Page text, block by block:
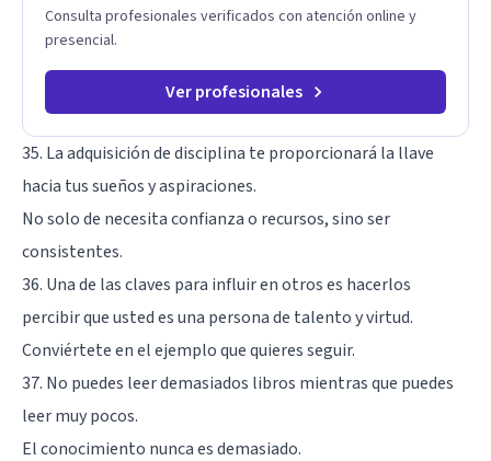
Consulta profesionales verificados con atención online y
presencial.
Ver profesionales
35. La adquisición de disciplina te proporcionará la llave
hacia tus sueños y aspiraciones.
No solo de necesita confianza o recursos, sino ser
consistentes.
36. Una de las claves para influir en otros es hacerlos
percibir que usted es una persona de talento y virtud.
Conviértete en el ejemplo que quieres seguir.
37. No puedes leer demasiados libros mientras que puedes
leer muy pocos.
El conocimiento nunca es demasiado.